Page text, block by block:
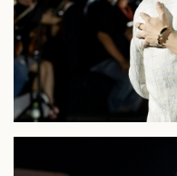
Doanh nghiệp
Thông tin doanh nghiệp
Doanh nghiệp 24h
Doanh nhân
Vì cộng đồng